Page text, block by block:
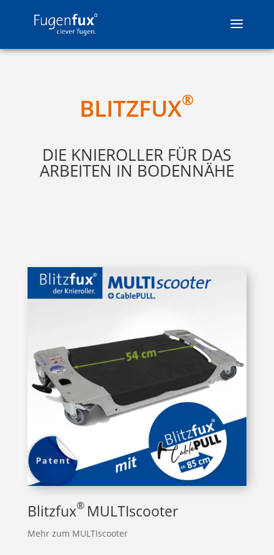
BLITZFUX®
DIE KNIEROLLER FÜR DAS
ARBEITEN IN BODENNÄHE
Blitzfux® MULTIscooter
Mehr zum MULTIscooter